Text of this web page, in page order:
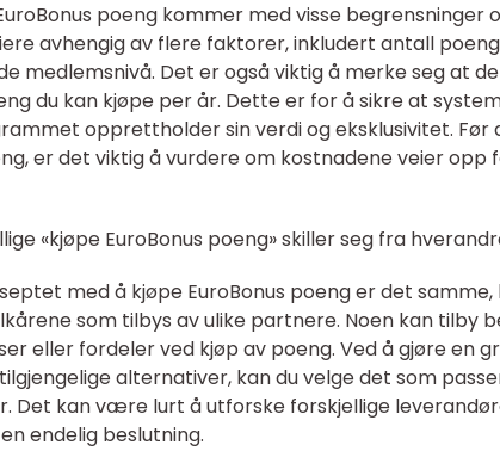
poeng kommer med visse begrensninger
avhengig av flere faktorer, inkludert antall
medlemsnivå. Det er også viktig å merke seg at
du kan kjøpe per år. Dette er for å sikre at
opprettholder sin verdi og eksklusivitet. Før
er det viktig å vurdere om kostnadene veier opp
«kjøpe EuroBonus poeng» skiller seg fra
med å kjøpe EuroBonus poeng er det samme,
som tilbys av ulike partnere. Noen kan tilby
eller fordeler ved kjøp av poeng. Ved å gjøre en
alternativer, kan du velge det som
Det kan være lurt å utforske forskjellige
endelig beslutning.